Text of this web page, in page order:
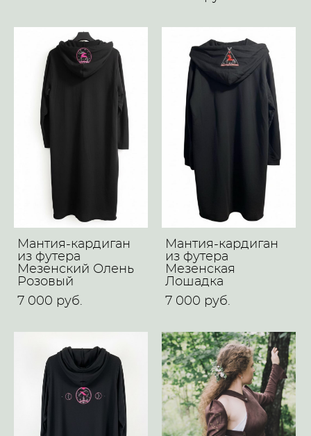
Мантия-кардиган
из футера
Мезенский Олень
Розовый
7 000 pуб.
Мантия-кардиган
из футера
Мезенская
Лошадка
7 000 pуб.